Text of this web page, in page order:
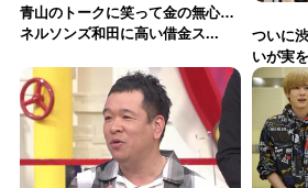
青山のトークに笑って金の無心…
ネルソンズ和田に高い借金ス...
ついに
いが実